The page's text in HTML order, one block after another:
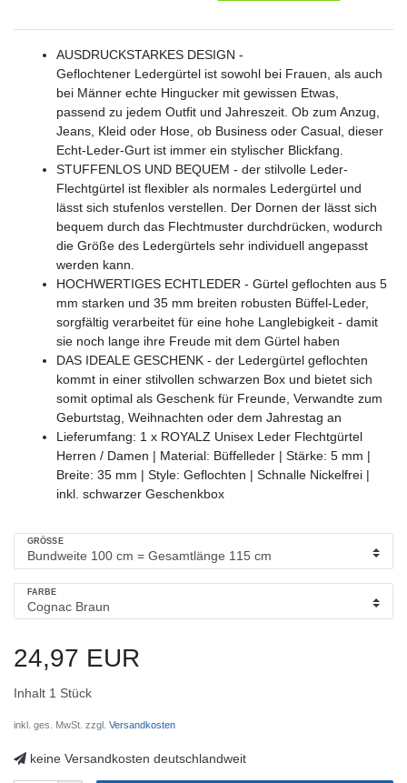
AUSDRUCKSTARKES DESIGN -
Geflochtener Ledergürtel ist sowohl bei Frauen, als auch
bei Männer echte Hingucker mit gewissen Etwas,
passend zu jedem Outfit und Jahreszeit. Ob zum Anzug,
Jeans, Kleid oder Hose, ob Business oder Casual, dieser
Echt-Leder-Gurt ist immer ein stylischer Blickfang.
STUFFENLOS UND BEQUEM - der stilvolle Leder-
Flechtgürtel ist flexibler als normales Ledergürtel und
lässt sich stufenlos verstellen. Der Dornen der lässt sich
bequem durch das Flechtmuster durchdrücken, wodurch
die Größe des Ledergürtels sehr individuell angepasst
werden kann.
HOCHWERTIGES ECHTLEDER - Gürtel geflochten aus 5
mm starken und 35 mm breiten robusten Büffel-Leder,
sorgfältig verarbeitet für eine hohe Langlebigkeit - damit
sie noch lange ihre Freude mit dem Gürtel haben
DAS IDEALE GESCHENK - der Ledergürtel geflochten
kommt in einer stilvollen schwarzen Box und bietet sich
somit optimal als Geschenk für Freunde, Verwandte zum
Geburtstag, Weihnachten oder dem Jahrestag an
Lieferumfang: 1 x ROYALZ Unisex Leder Flechtgürtel
Herren / Damen | Material: Büffelleder | Stärke: 5 mm |
Breite: 35 mm | Style: Geflochten | Schnalle Nickelfrei |
inkl. schwarzer Geschenkbox
GRÖSSE
FARBE
24,97 EUR
Inhalt 1 Stück
inkl. ges. MwSt. zzgl. Versandkosten
keine Versandkosten deutschlandweit